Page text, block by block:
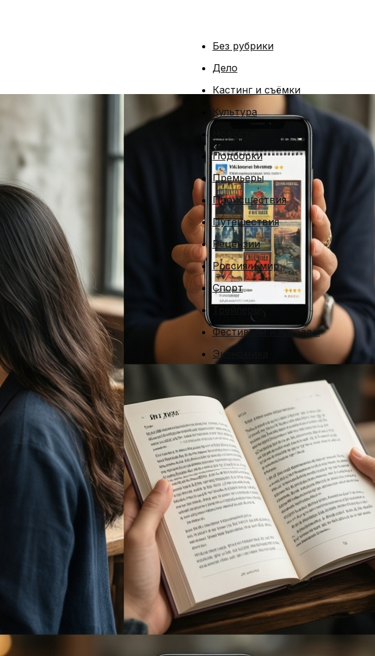
Без рубрики
Дело
Кастинг и съёмки
Культура
Подборки
Премьеры
Происшествия
Путешествия
Рецензии
Россия и мир
Спорт
Фестивали и награды
Экономика